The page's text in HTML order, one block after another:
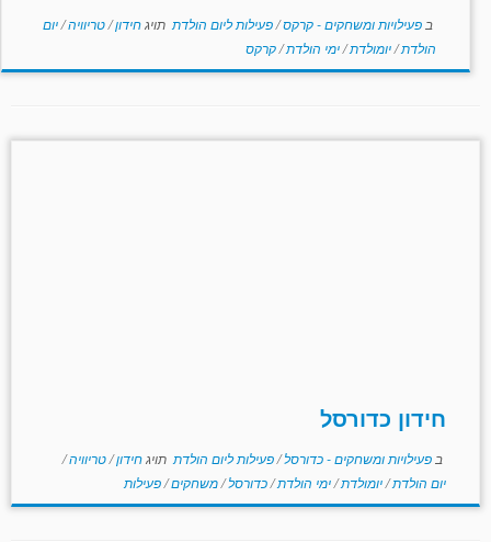
ב פעילויות ומשחקים - קרקס/פעילות ליום הולדת תויגחידון/טריוויה/יום
הולדת/יומולדת/ימי הולדת/קרקס
חידון כדורסל
ב פעילויות ומשחקים - כדורסל/פעילות ליום הולדת תויגחידון/טריוויה/
יום הולדת/יומולדת/ימי הולדת/כדורסל/משחקים/פעילות